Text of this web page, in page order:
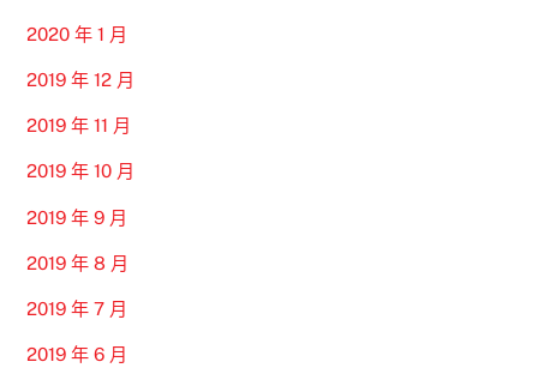
2020 年 1 月
2019 年 12 月
2019 年 11 月
2019 年 10 月
2019 年 9 月
2019 年 8 月
2019 年 7 月
2019 年 6 月